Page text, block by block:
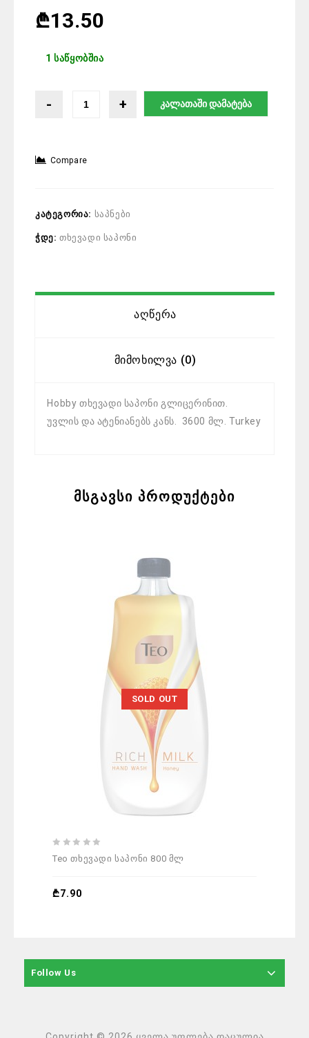
₾13.50
1 საწყობშია
კალათაში დამატება
Compare
კატეგორია: საპნები
ჭდე: თხევადი საპონი
Აღწერა
Მიმოხილვა (0)
Hobby თხევადი საპონი გლიცერინით.
უვლის და ატენიანებს კანს. 3600 მლ. Turkey
მსგავსი პროდუქტები
SOLD OUT
5
Teo თხევადი საპონი 800 მლ
₾7.90
Follow Us